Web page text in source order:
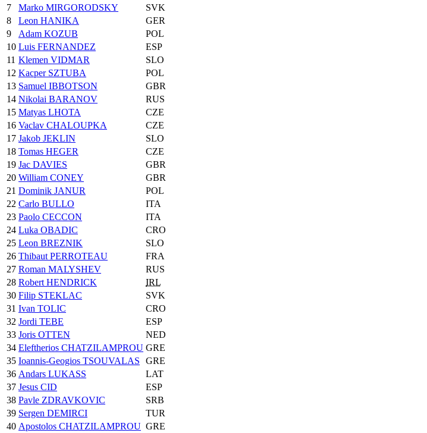
7
Marko MIRGORODSKY
SVK
8
Leon HANIKA
GER
9
Adam KOZUB
POL
10 Luis FERNANDEZ
ESP
11 Klemen VIDMAR
SLO
12 Kacper SZTUBA
POL
13 Samuel IBBOTSON
GBR
14 Nikolai BARANOV
RUS
15 Matyas LHOTA
CZE
16 Vaclav CHALOUPKA
CZE
17 Jakob JEKLIN
SLO
18 Tomas HEGER
CZE
19 Jac DAVIES
GBR
20 William CONEY
GBR
21 Dominik JANUR
POL
22 Carlo BULLO
ITA
23 Paolo CECCON
ITA
24 Luka OBADIC
CRO
25 Leon BREZNIK
SLO
26 Thibaut PERROTEAU
FRA
27 Roman MALYSHEV
RUS
28 Robert HENDRICK
IRL
30 Filip STEKLAC
SVK
31 Ivan TOLIC
CRO
32 Jordi TEBE
ESP
33 Joris OTTEN
NED
34 Eleftherios CHATZILAMPROU GRE
35 Ioannis-Geogios TSOUVALAS
GRE
36 Andars LUKASS
LAT
37 Jesus CID
ESP
38 Pavle ZDRAVKOVIC
SRB
39 Sergen DEMIRCI
TUR
40 Apostolos CHATZILAMPROU GRE